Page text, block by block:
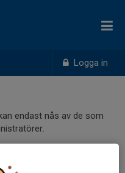
Logga in
endast nås av de som